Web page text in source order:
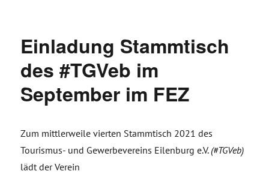
Einladung Stammtisch
des #TGVeb im
September im FEZ
Zum mittlerweile vierten Stammtisch 2021 des
Tourismus- und Gewerbevereins Eilenburg e.V. (#TGVeb)
lädt der Verein